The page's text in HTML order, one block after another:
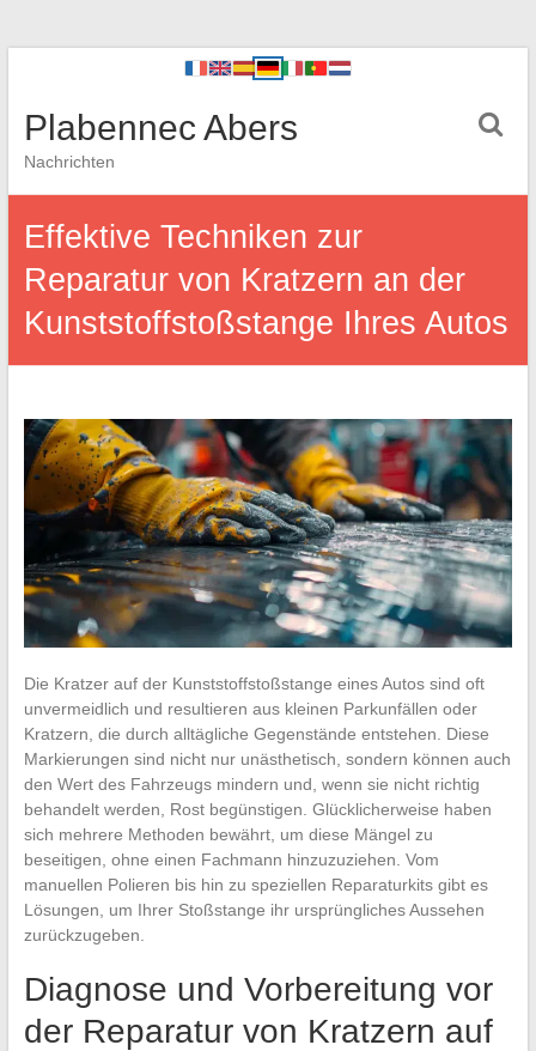
Plabennec Abers
Nachrichten
Effektive Techniken zur
Reparatur von Kratzern an der
Kunststoffstoßstange Ihres Autos
Die Kratzer auf der Kunststoffstoßstange eines Autos sind oft
unvermeidlich und resultieren aus kleinen Parkunfällen oder
Kratzern, die durch alltägliche Gegenstände entstehen. Diese
Markierungen sind nicht nur unästhetisch, sondern können auch
den Wert des Fahrzeugs mindern und, wenn sie nicht richtig
behandelt werden, Rost begünstigen. Glücklicherweise haben
sich mehrere Methoden bewährt, um diese Mängel zu
beseitigen, ohne einen Fachmann hinzuzuziehen. Vom
manuellen Polieren bis hin zu speziellen Reparaturkits gibt es
Lösungen, um Ihrer Stoßstange ihr ursprüngliches Aussehen
zurückzugeben.
Diagnose und Vorbereitung vor
der Reparatur von Kratzern auf